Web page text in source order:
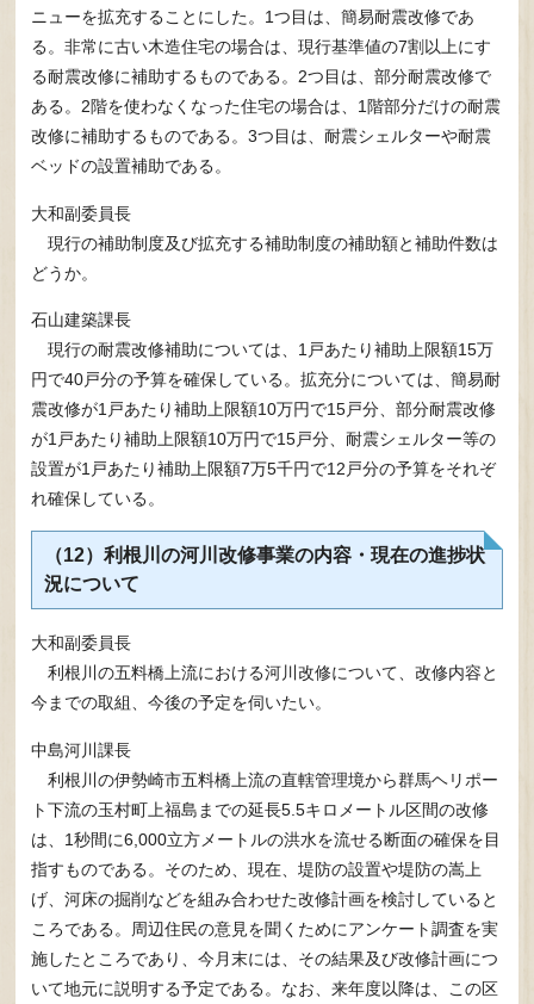
ニューを拡充することにした。1つ目は、簡易耐震改修であ
る。非常に古い木造住宅の場合は、現行基準値の7割以上にす
る耐震改修に補助するものである。2つ目は、部分耐震改修で
ある。2階を使わなくなった住宅の場合は、1階部分だけの耐震
改修に補助するものである。3つ目は、耐震シェルターや耐震
ベッドの設置補助である。
大和副委員長
現行の補助制度及び拡充する補助制度の補助額と補助件数は
どうか。
石山建築課長
現行の耐震改修補助については、1戸あたり補助上限額15万
円で40戸分の予算を確保している。拡充分については、簡易耐
震改修が1戸あたり補助上限額10万円で15戸分、部分耐震改修
が1戸あたり補助上限額10万円で15戸分、耐震シェルター等の
設置が1戸あたり補助上限額7万5千円で12戸分の予算をそれぞ
れ確保している。
（12）利根川の河川改修事業の内容・現在の進捗状
況について
大和副委員長
利根川の五料橋上流における河川改修について、改修内容と
今までの取組、今後の予定を伺いたい。
中島河川課長
利根川の伊勢崎市五料橋上流の直轄管理境から群馬ヘリポー
ト下流の玉村町上福島までの延長5.5キロメートル区間の改修
は、1秒間に6,000立方メートルの洪水を流せる断面の確保を目
指すものである。そのため、現在、堤防の設置や堤防の嵩上
げ、河床の掘削などを組み合わせた改修計画を検討していると
ころである。周辺住民の意見を聞くためにアンケート調査を実
施したところであり、今月末には、その結果及び改修計画につ
いて地元に説明する予定である。なお、来年度以降は、この区